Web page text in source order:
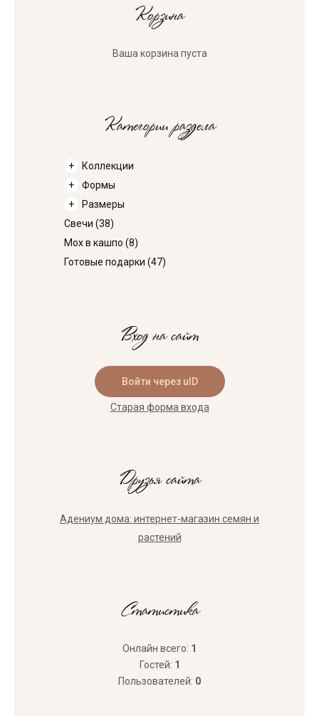
Корзина
Ваша корзина пуста
Категории раздела
Коллекции
Формы
Размеры
Свечи (38)
Мох в кашпо (8)
Готовые подарки (47)
Вход на сайт
Войти через uID
Старая форма входа
Друзья сайта
Адениум дома: интернет-магазин семян и
растений
Статистика
Онлайн всего: 1
Гостей: 1
Пользователей: 0